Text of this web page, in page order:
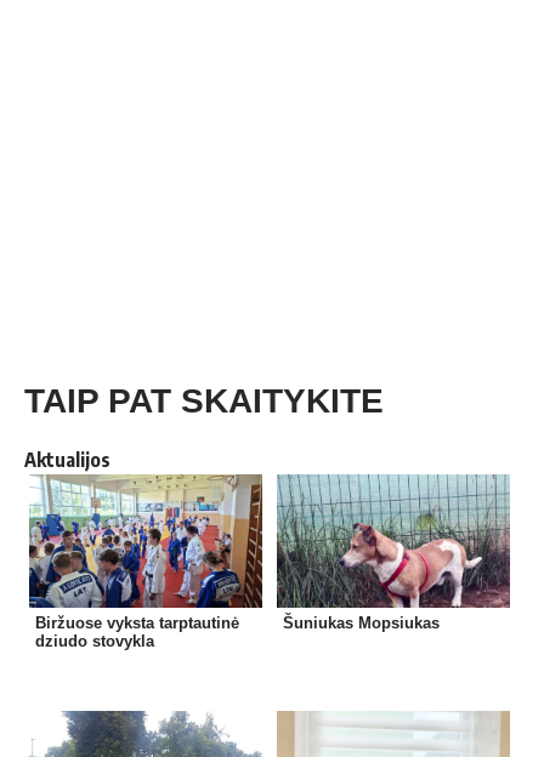
TAIP PAT SKAITYKITE
Aktualijos
Biržuose vyksta tarptautinė
dziudo stovykla
Šuniukas Mopsiukas